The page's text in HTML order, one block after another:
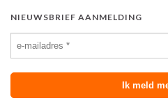
NIEUWSBRIEF AANMELDING